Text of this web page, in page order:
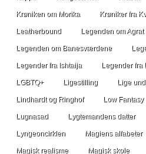
Krøniken om Morika Krøniker fra
Leatherbound Legenden om Agrat
Legenden om Banesværdene
Legender fra Ishtaija Legender fra
LGBTQ+ Ligestilling Lige
Lindhardt og Ringhof Low Fantasy
Lugnasad Lygtemandens datter
Lyngeoncirklen Magiens alfabeter
Magisk realisme Magisk skole